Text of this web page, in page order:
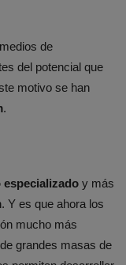
de
del potencial que
motivo se han
.
y más
Y es que ahora los
mucho más
grandes masas de